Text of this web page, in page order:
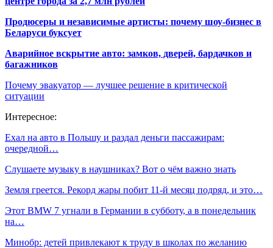
Продюсеры и независимые артисты: почему шоу-бизнес в
Беларуси буксует
Аварийное вскрытие авто: замков, дверей, бардачков и
багажников
Почему эвакуатор — лучшее решение в критической
ситуации
Интересное:
Ехал на авто в Польшу и раздал деньги пассажирам:
очередной…
Слушаете музыку в наушниках? Вот о чём важно знать
Земля греется. Рекорд жары побит 11-й месяц подряд, и это…
Этот BMW 7 угнали в Германии в субботу, а в понедельник
на…
Минобр: детей привлекают к труду в школах по желанию